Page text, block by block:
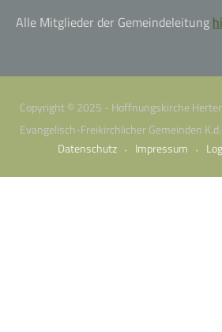
Alle Mitglieder der Gemeindeleitung
Copyright © 2025 - Hoffnungskirche
Evangelisch-Freikirchlicher Gemeinden
Datenschutz
Impressum